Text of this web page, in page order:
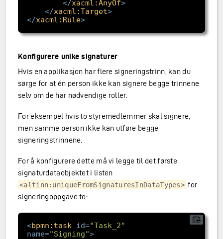
</xacml:AnyOf>
</xacml:Target>
</xacml:Rule>
Konfigurere unike signaturer
Hvis en applikasjon har flere signeringstrinn, kan du
sørge for at én person ikke kan signere begge trinnene
selv om de har nødvendige roller.
For eksempel hvis to styremedlemmer skal signere,
men samme person ikke kan utføre begge
signeringstrinnene.
For å konfigurere dette må vi legge til det første
signaturdataobjektet i listen
<altinn:uniqueFromSignaturesInDataTypes> for
signeringoppgave to:
<bpmn:task id="Task_2"
name="Signing">